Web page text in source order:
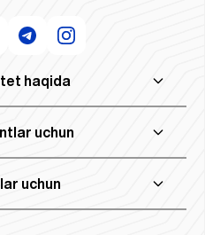
haqida
uchun
uchun